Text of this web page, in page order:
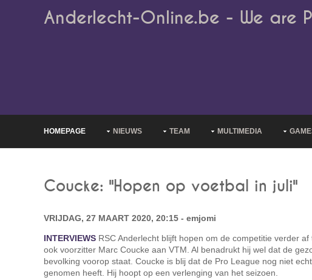
Anderlecht-Online.be - We are
HOMEPAGE NIEUWS TEAM MULTIMEDIA
Coucke: "Hopen op voetbal in juli"
VRIJDAG, 27 MAART 2020, 20:15 - emjomi
INTERVIEWS RSC Anderlecht blijft hopen om de competitie verder
ook voorzitter Marc Coucke aan VTM. Al benadrukt hij wel dat de
bevolking voorop staat. Coucke is blij dat de Pro League nog niet
genomen heeft. Hij hoopt op een verlenging van het seizoen.